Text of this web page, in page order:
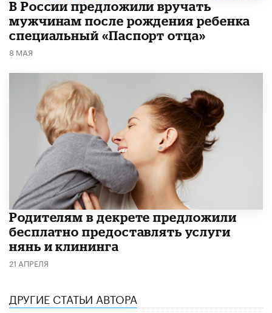
В России предложили вручать
мужчинам после рождения ребенка
специальный «Паспорт отца»
8 МАЯ
Родителям в декрете предложили
бесплатно предоставлять услуги
нянь и клининга
21 АПРЕЛЯ
ДРУГИЕ СТАТЬИ АВТОРА